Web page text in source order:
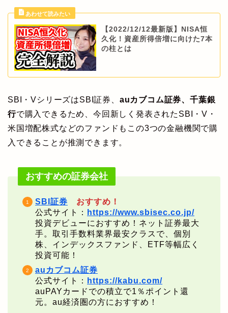
【2022/12/12最新版】NISA恒
久化！資産所得倍増に向けた7本
の柱とは
SBI・VシリーズはSBI証券、 auカブコム証券、千葉銀
行で購入できるため、今回新しく発表されたSBI・V・
米国増配株式などのファンドもこの3つの金融機関で購
入できることが推測できます。
おすすめの証券会社
SBI証券
おすすめ！
公式サイト：
https://www.sbisec.co.jp/
投資デビューにおすすめ！ネット証券最大
手。取引手数料業界最安クラスで、個別
株、インデックスファンド、ETF等幅広く
投資可能！
auカブコム証券
公式サイト：
https://kabu.com/
auPAYカードでの積立で1％ポイント還
元。au経済圏の方におすすめ！